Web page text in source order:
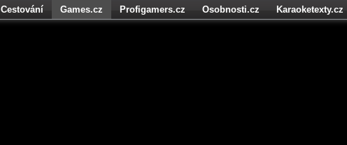
Cestování Games.cz Profigamers.cz Osobnosti.cz Karaoketexty.cz